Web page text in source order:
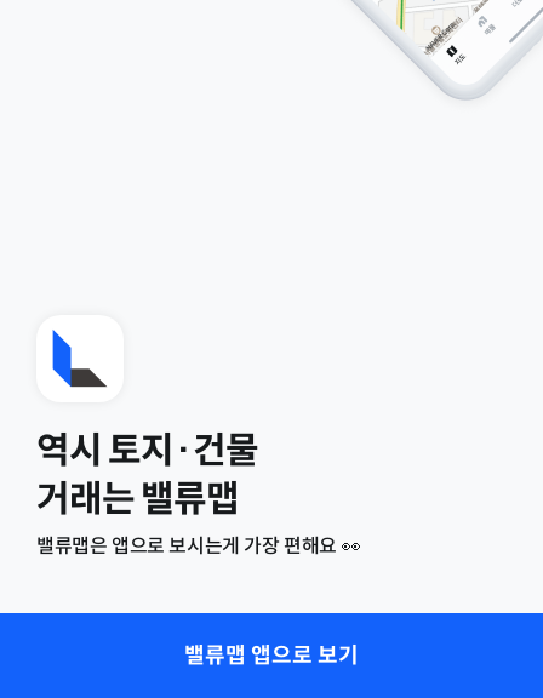
역시 토지·건물
거래는 밸류맵
밸류맵은 앱으로 보시는게 가장 편해요 👀
밸류맵 앱으로 보기